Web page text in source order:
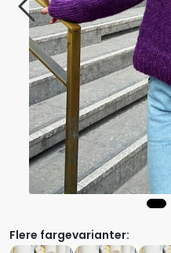
Flere fargevarianter: